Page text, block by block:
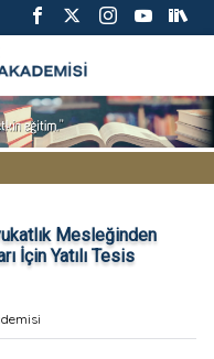
AKADEMİSİ
Mesleğinden
İçin Yatılı Tesis